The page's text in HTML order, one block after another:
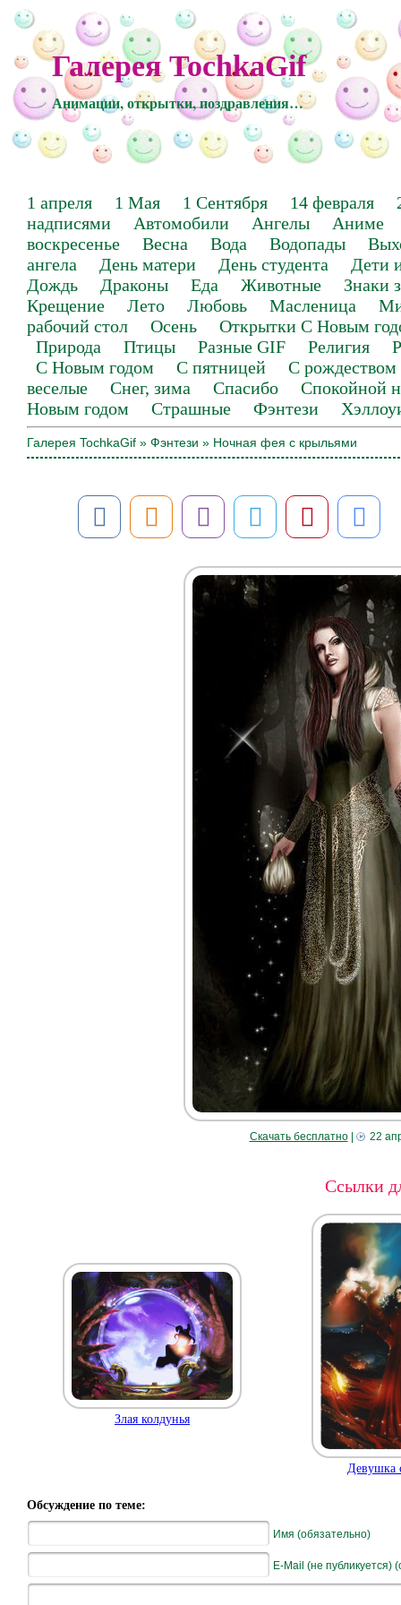
Галерея TochkaGif
Анимации, открытки, поздравления…
1 апреля 1 Мая 1 Сентября 14 февраля
надписями
Автомобили Ангелы
Аниме
воскресенье
Весна Вода Водопады
ангела
День матери День студента
Дети
Дождь
Драконы Еда Животные
Знаки
Крещение
Лето Любовь Масленица
рабочий стол
Осень
Открытки С Новым
Природа
Птицы Разные GIF Религия
С Новым годом
С пятницей
С рождеством
веселые
Снег, зима Спасибо
Спокойной
Новым годом
Страшные Фэнтези
Галерея TochkaGif » Фэнтези » Ночная фея с крыльями
Скачать бесплатно| 22
Ссылки
Злая колдунья
Девушка
Обсуждение по теме:
Имя (обязательно)
E-Mail (не публикуется)